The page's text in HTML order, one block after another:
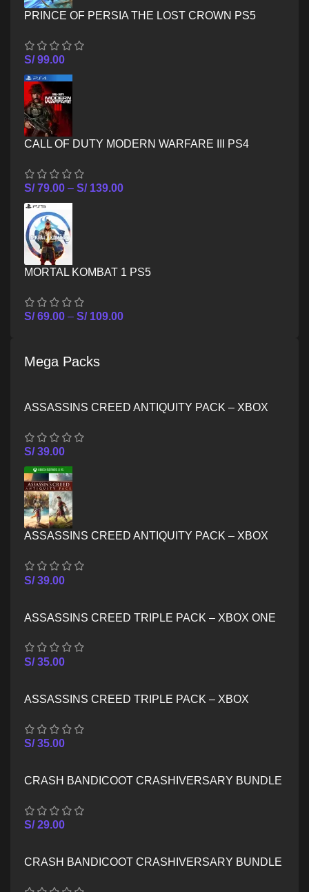
PRINCE OF PERSIA THE LOST CROWN PS5
S/99.00
CALL OF DUTY MODERN WARFARE III PS4
S/79.00 – S/139.00
MORTAL KOMBAT 1 PS5
S/69.00 – S/109.00
Mega Packs
ASSASSINS CREED ANTIQUITY PACK – XBOX
S/39.00
ASSASSINS CREED ANTIQUITY PACK – XBOX
S/39.00
ASSASSINS CREED TRIPLE PACK – XBOX ONE
S/35.00
ASSASSINS CREED TRIPLE PACK – XBOX
S/35.00
CRASH BANDICOOT CRASHIVERSARY BUNDLE
S/29.00
CRASH BANDICOOT CRASHIVERSARY BUNDLE